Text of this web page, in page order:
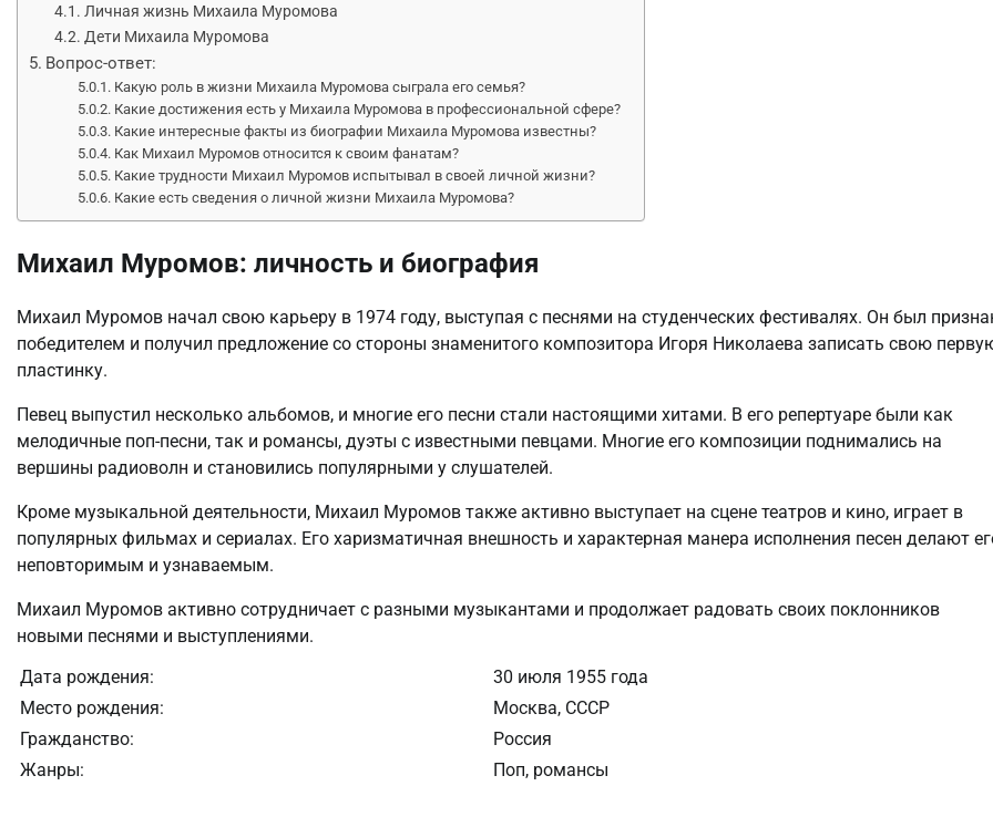
Личная жизнь Михаила Муромова
Дети Михаила Муромова
Вопрос-ответ:
Какую роль в жизни Михаила Муромова сыграла его семья?
Какие достижения есть у Михаила Муромова в профессиональной сфере?
Какие интересные факты из биографии Михаила Муромова известны?
Как Михаил Муромов относится к своим фанатам?
Какие трудности Михаил Муромов испытывал в своей личной жизни?
Какие есть сведения о личной жизни Михаила Муромова?
Михаил Муромов: личность и биография
Михаил Муромов начал свою карьеру в 1974 году, выступая с песнями на студенческих фестивалях. Он был
победителем и получил предложение со стороны знаменитого композитора Игоря Николаева записать свою
пластинку.
Певец выпустил несколько альбомов, и многие его песни стали настоящими хитами. В его репертуаре были как
мелодичные поп-песни, так и романсы, дуэты с известными певцами. Многие его композиции поднимались на
вершины радиоволн и становились популярными у слушателей.
Кроме музыкальной деятельности, Михаил Муромов также активно выступает на сцене театров и кино, играет в
популярных фильмах и сериалах. Его харизматичная внешность и характерная манера исполнения песен делают
неповторимым и узнаваемым.
Михаил Муромов активно сотрудничает с разными музыкантами и продолжает радовать своих поклонников
новыми песнями и выступлениями.
Дата рождения:
30 июля 1955 года
Место рождения:
Москва, СССР
Гражданство:
Россия
Жанры:
Поп, романсы